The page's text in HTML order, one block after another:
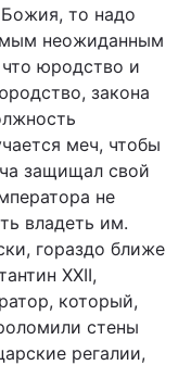
то надо
неожиданным
юродство и
закона
меч, чтобы
защищал свой
не
владеть им.
гораздо ближе
XXII,
который,
стены
регалии,